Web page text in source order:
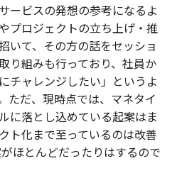
ービスの発想の参考になるよ
プロジェクトの立ち上げ・推
いて、その方の話をセッショ
り組みも行っており、社員か
チャレンジしたい」というよ
ただ、現時点では、マネタイ
に落とし込めている起案はま
ト化まで至っているのは改善
ほとんどだったりはするので